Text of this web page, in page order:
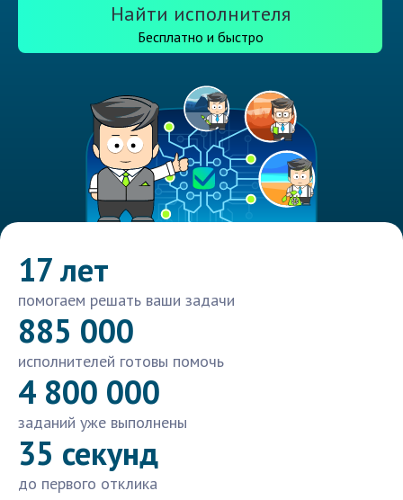
Найти исполнителя
Бесплатно и быстро
17 лет
помогаем решать ваши задачи
885 000
исполнителей готовы помочь
4 800 000
заданий уже выполнены
35 секунд
до первого отклика